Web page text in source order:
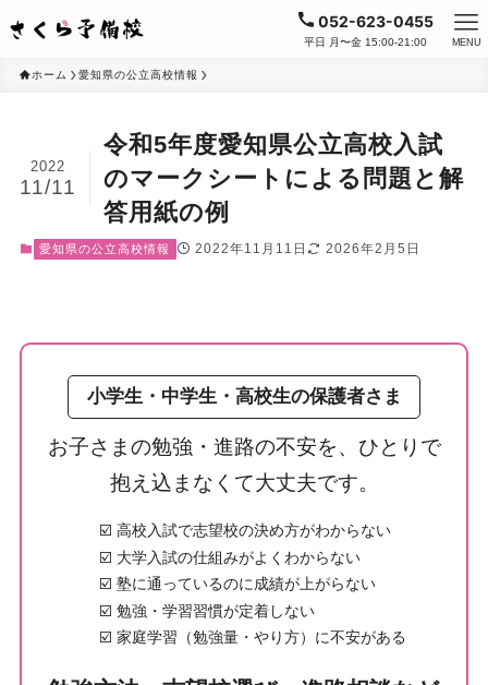
052-623-0455
平日 月〜金 15:00-21:00 MENU
ホーム 愛知県の公立高校情報
令和5年度愛知県公立高校入試
のマークシートによる問題と解
答用紙の例
2022
11/11
愛知県の公立高校情報 2022年11月11日 2026年2月5日
小学生・中学生・高校生の保護者さま
お子さまの勉強・進路の不安を、ひとりで
抱え込まなくて大丈夫です。
☑️ 高校入試で志望校の決め方がわからない
☑️ 大学入試の仕組みがよくわからない
☑️ 塾に通っているのに成績が上がらない
☑️ 勉強・学習習慣が定着しない
☑️ 家庭学習（勉強量・やり方）に不安がある